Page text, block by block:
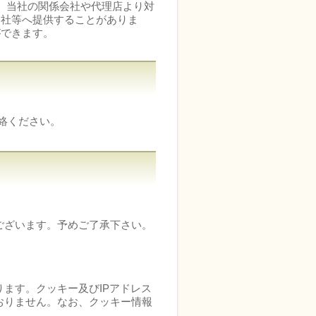
当社の関係会社や代理店より対
等へ提供することがありま
きます。
ださい。
います。予めご了承下さい。
す。クッキー及びIPアドレス
ません。なお、クッキー情報